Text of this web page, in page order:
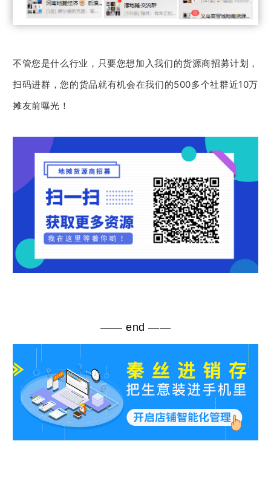
不管您是什么行业，只要您想加入我们的货源商招募计划，
扫码进群，您的货品就有机会在我们的500多个社群近10万
摊友前曝光！
—— end ——